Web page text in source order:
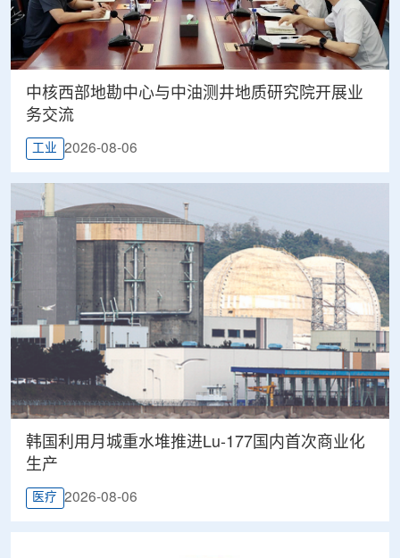
中核西部地勘中心与中油测井地质研究院开展业
务交流
工业 2026-08-06
韩国利用月城重水堆推进Lu-177国内首次商业化
生产
医疗 2026-08-06